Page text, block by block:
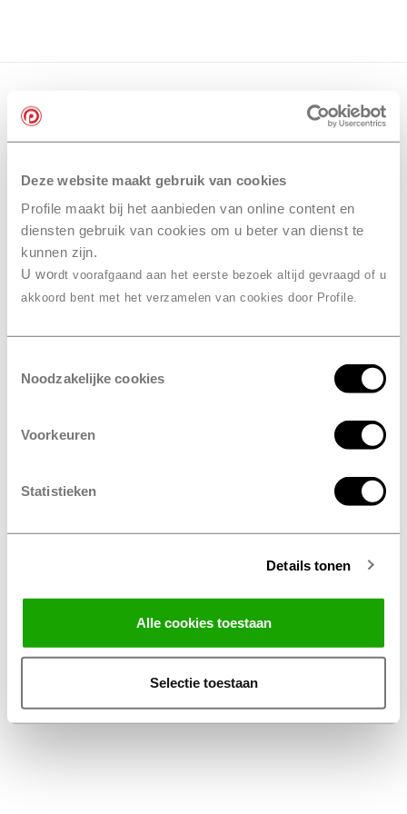
Deze website maakt gebruik van cookies
Profile maakt bij het aanbieden van online content en
diensten gebruik van cookies om u beter van dienst te
kunnen zijn.
U wordt voorafgaand aan het eerste bezoek altijd gevraagd of u
akkoord bent met het verzamelen van cookies door Profile.
Noodzakelijke cookies
Voorkeuren
Statistieken
Details tonen
Alle cookies toestaan
Selectie toestaan
Algemene voorwaarden
Privacy Statement
Disclaimer